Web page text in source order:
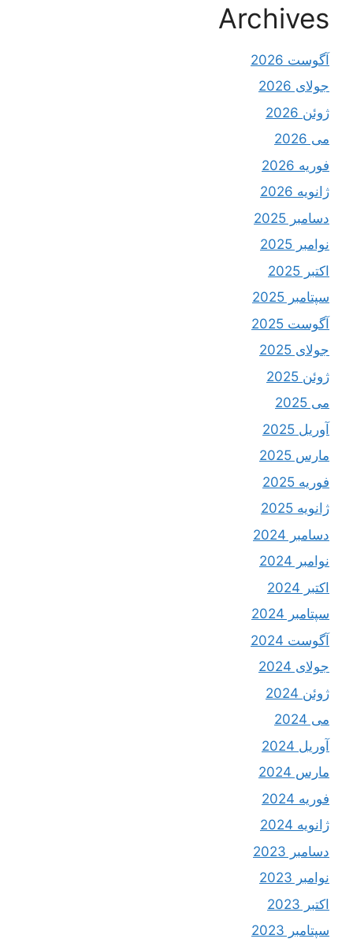
Archives
آگوست 2026
جولای 2026
ژوئن 2026
می 2026
فوریه 2026
ژانویه 2026
دسامبر 2025
نوامبر 2025
اکتبر 2025
سپتامبر 2025
آگوست 2025
جولای 2025
ژوئن 2025
می 2025
آوریل 2025
مارس 2025
فوریه 2025
ژانویه 2025
دسامبر 2024
نوامبر 2024
اکتبر 2024
سپتامبر 2024
آگوست 2024
جولای 2024
ژوئن 2024
می 2024
آوریل 2024
مارس 2024
فوریه 2024
ژانویه 2024
دسامبر 2023
نوامبر 2023
اکتبر 2023
سپتامبر 2023